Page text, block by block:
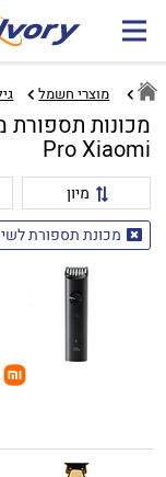
מוצרי חשמל
Pro Xiaomi
מיון
מכונת תספורת